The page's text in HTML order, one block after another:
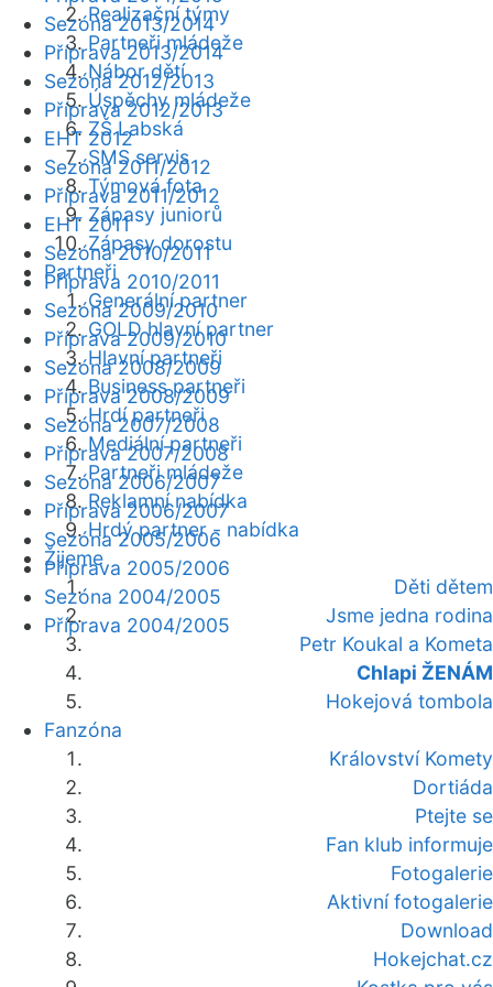
Realizační týmy
Partneři mládeže
Nábor dětí
Úspěchy mládeže
ZŠ Labská
SMS servis
Týmová fota
Zápasy juniorů
Zápasy dorostu
Partneři
Generální partner
GOLD hlavní partner
Hlavní partneři
Business partneři
Hrdí partneři
Mediální partneři
Partneři mládeže
Reklamní nabídka
Hrdý partner - nabídka
Žijeme
Děti dětem
Jsme jedna rodina
Petr Koukal a Kometa
Chlapi ŽENÁM
Hokejová tombola
Fanzóna
Království Komety
Dortiáda
Ptejte se
Fan klub informuje
Fotogalerie
Aktivní fotogalerie
Download
Hokejchat.cz
Sezóna 2013/2014
Příprava 2013/2014
Sezóna 2012/2013
Příprava 2012/2013
EHT 2012
Sezóna 2011/2012
Příprava 2011/2012
EHT 2011
Sezóna 2010/2011
Příprava 2010/2011
Sezóna 2009/2010
Příprava 2009/2010
Sezóna 2008/2009
Příprava 2008/2009
Sezóna 2007/2008
Příprava 2007/2008
Sezóna 2006/2007
Příprava 2006/2007
Sezóna 2005/2006
Příprava 2005/2006
Sezóna 2004/2005
Příprava 2004/2005